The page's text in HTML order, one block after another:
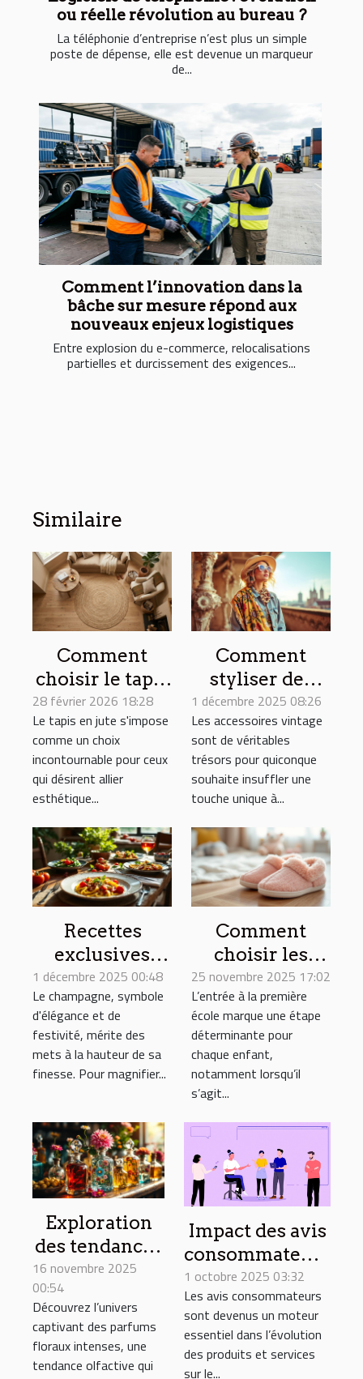
ou réelle révolution au bureau ?
La téléphonie d’entreprise n’est plus un simple
poste de dépense, elle est devenue un marqueur
de...
Comment l’innovation dans la
bâche sur mesure répond aux
nouveaux enjeux logistiques
Entre explosion du e-commerce, relocalisations
partielles et durcissement des exigences...
Similaire
Comment
choisir le tapis
en jute idéal
pour chaque
pièce de la
maison ?
28 février 2026 18:28
Le tapis en jute s'impose
comme un choix
incontournable pour ceux
qui désirent allier
esthétique...
Comment
styliser des
accessoires
vintage pour
un look
moderne ?
1 décembre 2025 08:26
Les accessoires vintage
sont de véritables
trésors pour quiconque
souhaite insuffler une
touche unique à...
Recettes
exclusives
pour
accompagner
votre
champagne
1 décembre 2025 00:48
Le champagne, symbole
d'élégance et de
festivité, mérite des
mets à la hauteur de sa
finesse. Pour magnifier...
Comment
choisir les
chaussons
idéaux pour la
première école
?
25 novembre 2025 17:02
L’entrée à la première
école marque une étape
déterminante pour
chaque enfant,
notamment lorsqu’il
s’agit...
Exploration
des tendances
des parfums
intenses et
leur impact
culturel
16 novembre 2025
00:54
Découvrez l’univers
captivant des parfums
floraux intenses, une
tendance olfactive qui
Impact des avis
consommateurs
sur l’innovation
produit
1 octobre 2025 03:32
Les avis consommateurs
sont devenus un moteur
essentiel dans l’évolution
des produits et services
sur le...